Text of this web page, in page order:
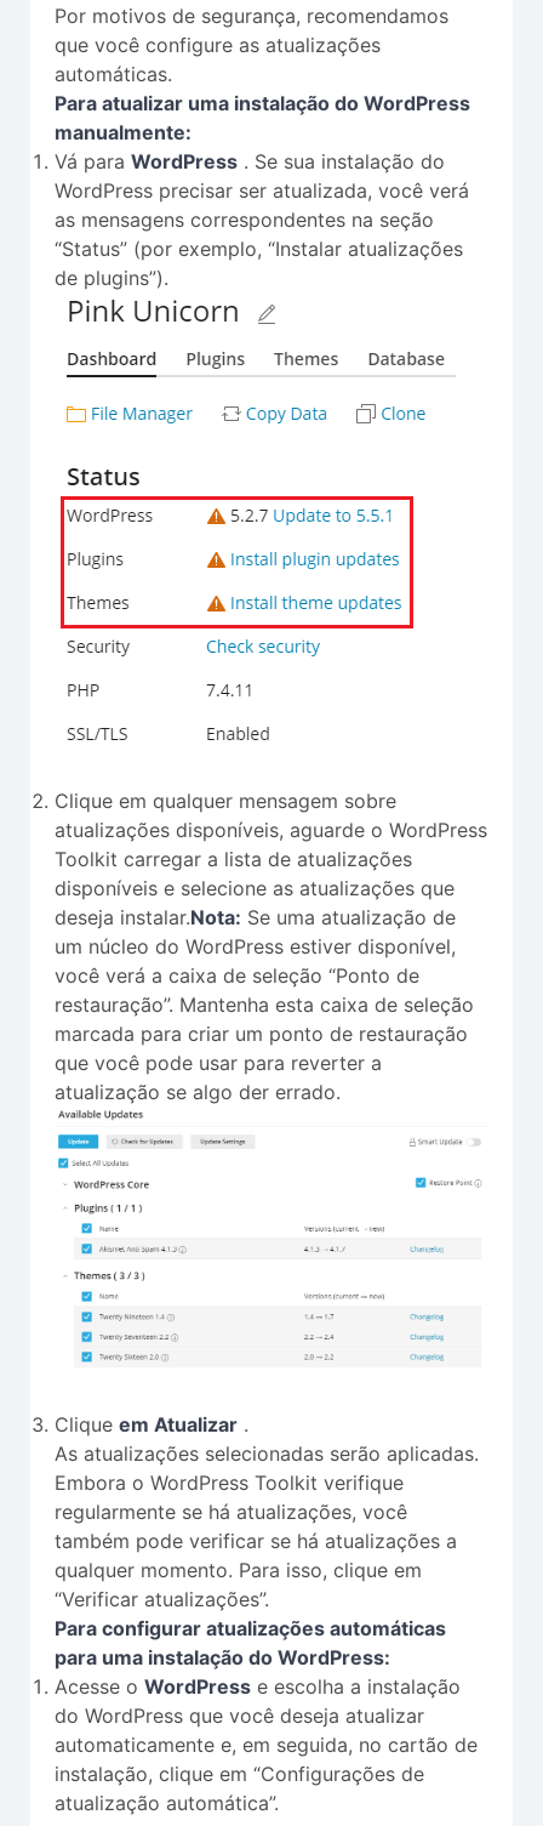
Por motivos de segurança, recomendamos
que você configure as atualizações
automáticas.
Para atualizar uma instalação do WordPress
manualmente:
Vá para WordPress . Se sua instalação do
WordPress precisar ser atualizada, você verá
as mensagens correspondentes na seção
“Status” (por exemplo, “Instalar atualizações
de plugins”).
Clique em qualquer mensagem sobre
atualizações disponíveis, aguarde o WordPress
Toolkit carregar a lista de atualizações
disponíveis e selecione as atualizações que
deseja instalar.Nota: Se uma atualização de
um núcleo do WordPress estiver disponível,
você verá a caixa de seleção “Ponto de
restauração”. Mantenha esta caixa de seleção
marcada para criar um ponto de restauração
que você pode usar para reverter a
atualização se algo der errado.
Clique em Atualizar .
As atualizações selecionadas serão aplicadas.
Embora o WordPress Toolkit verifique
regularmente se há atualizações, você
também pode verificar se há atualizações a
qualquer momento. Para isso, clique em
“Verificar atualizações”.
Para configurar atualizações automáticas
para uma instalação do WordPress:
Acesse o WordPress e escolha a instalação
do WordPress que você deseja atualizar
automaticamente e, em seguida, no cartão de
instalação, clique em “Configurações de
atualização automática”.